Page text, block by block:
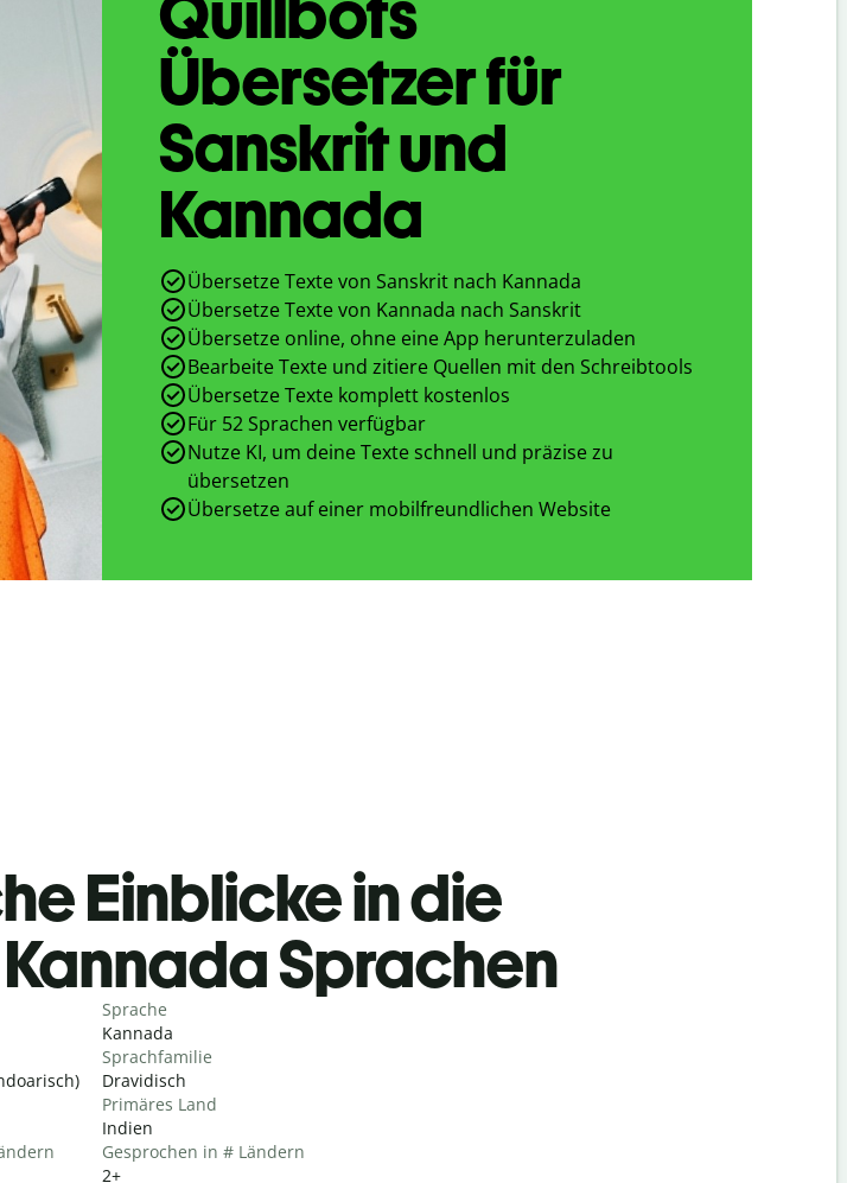
Übersetzer für
Sanskrit und
Kannada
Übersetze Texte von Sanskrit nach Kannada
Übersetze Texte von Kannada nach Sanskrit
Übersetze online, ohne eine App herunterzuladen
Bearbeite Texte und zitiere Quellen mit den Schreibtools
Übersetze Texte komplett kostenlos
Für 52 Sprachen verfügbar
Nutze KI, um deine Texte schnell und präzise zu
übersetzen
Übersetze auf einer mobilfreundlichen Website
Einblicke in die
Sprachen
Sprache
Kannada
Sprachfamilie
Dravidisch
Primäres Land
Indien
Gesprochen in # Ländern
2+